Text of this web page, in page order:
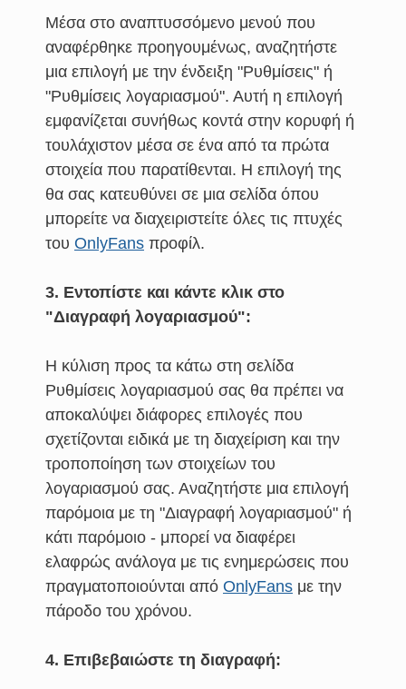
Μέσα στο αναπτυσσόμενο μενού που
αναφέρθηκε προηγουμένως, αναζητήστε
μια επιλογή με την ένδειξη "Ρυθμίσεις" ή
"Ρυθμίσεις λογαριασμού". Αυτή η επιλογή
εμφανίζεται συνήθως κοντά στην κορυφή ή
τουλάχιστον μέσα σε ένα από τα πρώτα
στοιχεία που παρατίθενται. Η επιλογή της
θα σας κατευθύνει σε μια σελίδα όπου
μπορείτε να διαχειριστείτε όλες τις πτυχές
του OnlyFans προφίλ.
3. Εντοπίστε και κάντε κλικ στο
"Διαγραφή λογαριασμού":
Η κύλιση προς τα κάτω στη σελίδα
Ρυθμίσεις λογαριασμού σας θα πρέπει να
αποκαλύψει διάφορες επιλογές που
σχετίζονται ειδικά με τη διαχείριση και την
τροποποίηση των στοιχείων του
λογαριασμού σας. Αναζητήστε μια επιλογή
παρόμοια με τη "Διαγραφή λογαριασμού" ή
κάτι παρόμοιο - μπορεί να διαφέρει
ελαφρώς ανάλογα με τις ενημερώσεις που
πραγματοποιούνται από OnlyFans με την
πάροδο του χρόνου.
4. Επιβεβαιώστε τη διαγραφή: